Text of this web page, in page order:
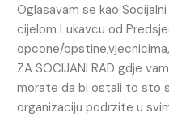
Oglasavam se kao
cijelom Lukavcu od
opcone/
ZA SOCIJANI RAD gdje
morate da bi ostali to sto
organizaciju podrzite u